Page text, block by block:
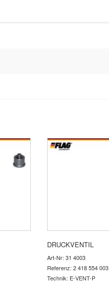
DRUCKVENTIL
Art-Nr: 31 4003
Referenz: 2 418 554 003
Technik: E-VENT-P